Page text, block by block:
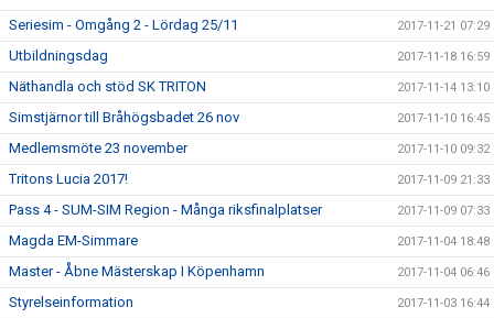
Seriesim - Omgång 2 - Lördag 25/11 2017-11-21 07:29
Utbildningsdag 2017-11-18 16:59
Näthandla och stöd SK TRITON 2017-11-14 13:10
Simstjärnor till Bråhögsbadet 26 nov 2017-11-10 16:45
Medlemsmöte 23 november 2017-11-10 09:32
Tritons Lucia 2017! 2017-11-09 21:33
Pass 4 - SUM-SIM Region - Många riksfinalplatser 2017-11-09 07:33
Magda EM-Simmare 2017-11-04 18:48
Master - Åbne Mästerskap I Köpenhamn 2017-11-04 06:46
Styrelseinformation 2017-11-03 16:44